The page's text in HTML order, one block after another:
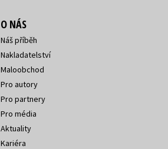
O NÁS
Náš příběh
Nakladatelství
Maloobchod
Pro autory
Pro partnery
Pro média
Aktuality
Kariéra